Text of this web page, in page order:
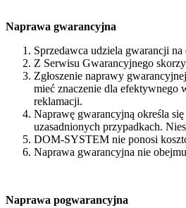
Naprawa gwarancyjna
Sprzedawca udziela gwarancji
Z Serwisu Gwarancyjnego
Zgłoszenie naprawy
mieć znaczenie dla efektywnego
reklamacji.
Naprawę gwarancyjną określa
uzasadnionych przypadkach.
DOM-SYSTEM nie ponosi
Naprawa gwarancyjna nie
Naprawa pogwarancyjna